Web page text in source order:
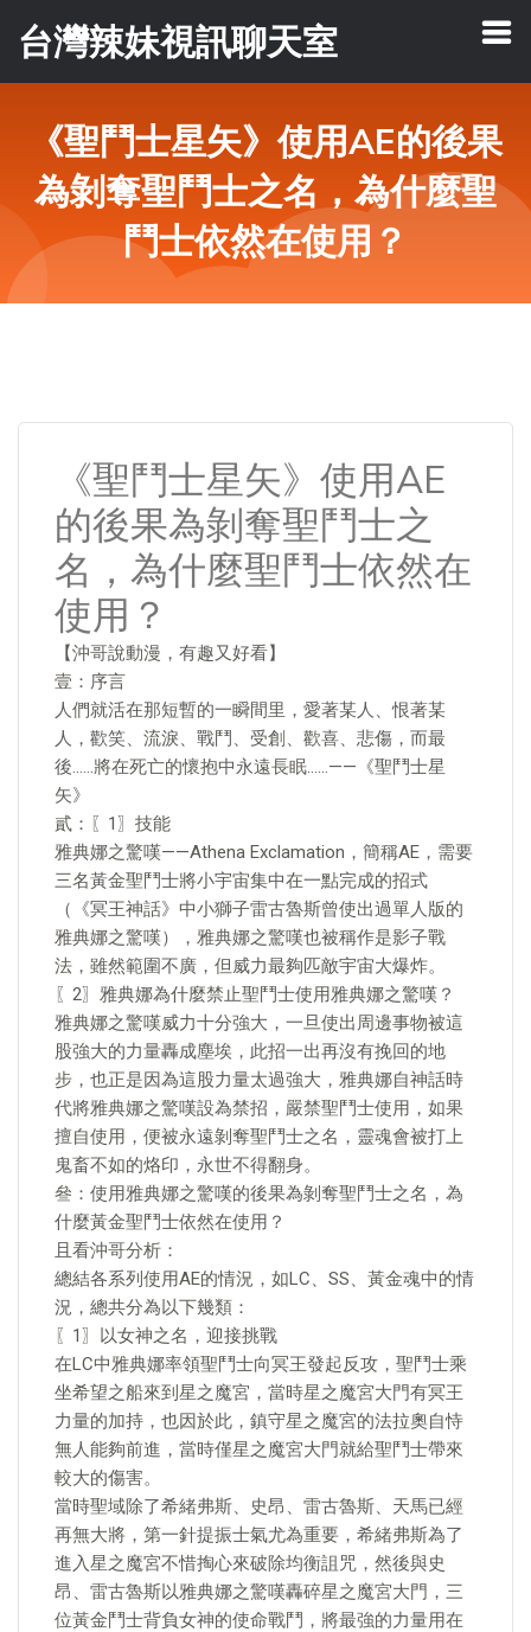
台灣辣妹視訊聊天室
《聖鬥士星矢》使用AE的後果
為剝奪聖鬥士之名，為什麼聖
鬥士依然在使用？
《聖鬥士星矢》使用AE
的後果為剝奪聖鬥士之
名，為什麼聖鬥士依然在
使用？
【沖哥說動漫，有趣又好看】
壹：序言
人們就活在那短暫的一瞬間里，愛著某人、恨著某
人，歡笑、流淚、戰鬥、受創、歡喜、悲傷，而最
後……將在死亡的懷抱中永遠長眠……——《聖鬥士星
矢》
貳：〖1〗技能
雅典娜之驚嘆——Athena Exclamation，簡稱AE，需要
三名黃金聖鬥士將小宇宙集中在一點完成的招式
（《冥王神話》中小獅子雷古魯斯曾使出過單人版的
雅典娜之驚嘆），雅典娜之驚嘆也被稱作是影子戰
法，雖然範圍不廣，但威力最夠匹敵宇宙大爆炸。
〖2〗雅典娜為什麼禁止聖鬥士使用雅典娜之驚嘆？
雅典娜之驚嘆威力十分強大，一旦使出周邊事物被這
股強大的力量轟成塵埃，此招一出再沒有挽回的地
步，也正是因為這股力量太過強大，雅典娜自神話時
代將雅典娜之驚嘆設為禁招，嚴禁聖鬥士使用，如果
擅自使用，便被永遠剝奪聖鬥士之名，靈魂會被打上
鬼畜不如的烙印，永世不得翻身。
叄：使用雅典娜之驚嘆的後果為剝奪聖鬥士之名，為
什麼黃金聖鬥士依然在使用？
且看沖哥分析：
總結各系列使用AE的情況，如LC、SS、黃金魂中的情
況，總共分為以下幾類：
〖1〗以女神之名，迎接挑戰
在LC中雅典娜率領聖鬥士向冥王發起反攻，聖鬥士乘
坐希望之船來到星之魔宮，當時星之魔宮大門有冥王
力量的加持，也因於此，鎮守星之魔宮的法拉奧自恃
無人能夠前進，當時僅星之魔宮大門就給聖鬥士帶來
較大的傷害。
當時聖域除了希緒弗斯、史昂、雷古魯斯、天馬已經
再無大將，第一針提振士氣尤為重要，希緒弗斯為了
進入星之魔宮不惜掏心來破除均衡詛咒，然後與史
昂、雷古魯斯以雅典娜之驚嘆轟碎星之魔宮大門，三
位黃金鬥士背負女神的使命戰鬥，將最強的力量用在